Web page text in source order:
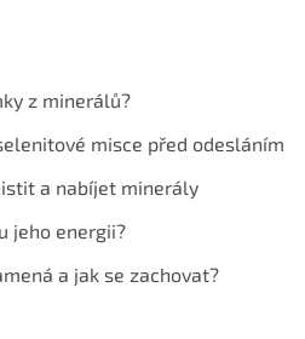
z minerálů?
misce před odesláním
a nabíjet minerály
jeho energii?
a jak se zachovat?